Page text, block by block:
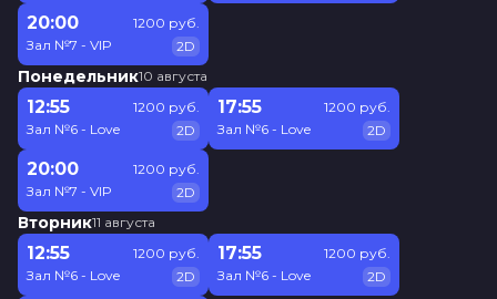
20:00
Зал №7 - VIP
1200 руб.
2D
Понедельник10 августа
12:55
Зал №6 - Love
1200 руб.
2D
17:55
Зал №6 - Love
1200 руб.
2D
20:00
Зал №7 - VIP
1200 руб.
2D
Вторник11 августа
12:55
Зал №6 - Love
1200 руб.
2D
17:55
Зал №6 - Love
1200 руб.
2D